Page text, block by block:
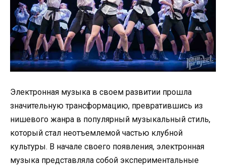
Электронная музыка в своем развитии прошла
значительную трансформацию, превратившись из
нишевого жанра в популярный музыкальный стиль,
который стал неотъемлемой частью клубной
культуры. В начале своего появления, электронная
музыка представляла собой экспериментальные